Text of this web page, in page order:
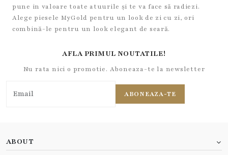
pune in valoare toate atuurile și te va face să radiezi.
Alege piesele MyGold pentru un look de zi cu zi, ori
combină-le pentru un look elegant de seară.
AFLA PRIMUL NOUTATILE!
Nu rata nici o promotie. Aboneaza-te la newsletter
ABONEAZA-TE
ABOUT